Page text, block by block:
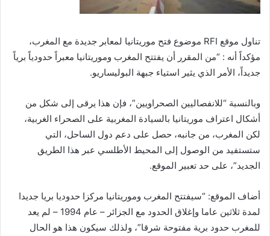
تناول موقع RFI موضوع فتح موريتانيا لمعابر جديدة مع المغرب،
مؤكداً أنه : “من المقرر أن يفتتح المغرب وموريتانيا معبراً حدودياً برياً
جديداً، الأمر الذي يثير استياء جبهة البوليساريو.
وبالنسبة “للانفصاليين الصحراويين”، فإن هذا يرقى إلى شكل من
أشكال اعتراف موريتانيا بالسيادة المغربية على الصحراء الغربية،
لكن المغرب، من جانبه، حصل على دعم دول الساحل، التي
ستستفيد من الوصول إلى المحيط الأطلسي عبر هذا الطريق
الجديد”، على حد تعبير الموقع.
أضاف الموقع: “سيفتتح المغرب وموريتانيا مركزا حدوديا بريا جديدا
لمدة ثلاثين عاما وإغلاق الحدود مع الجزائر – عام 1994 – لم يعد
للمغرب حدود برية مفتوحة شرقا”، ولذلك سيكون هذا هو الحال